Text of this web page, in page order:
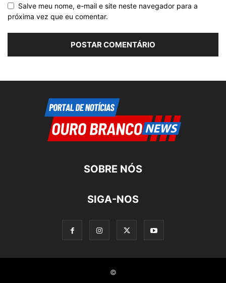
Salve meu nome, e-mail e site neste navegador para a
próxima vez que eu comentar.
SOBRE NÓS
SIGA-NOS
©